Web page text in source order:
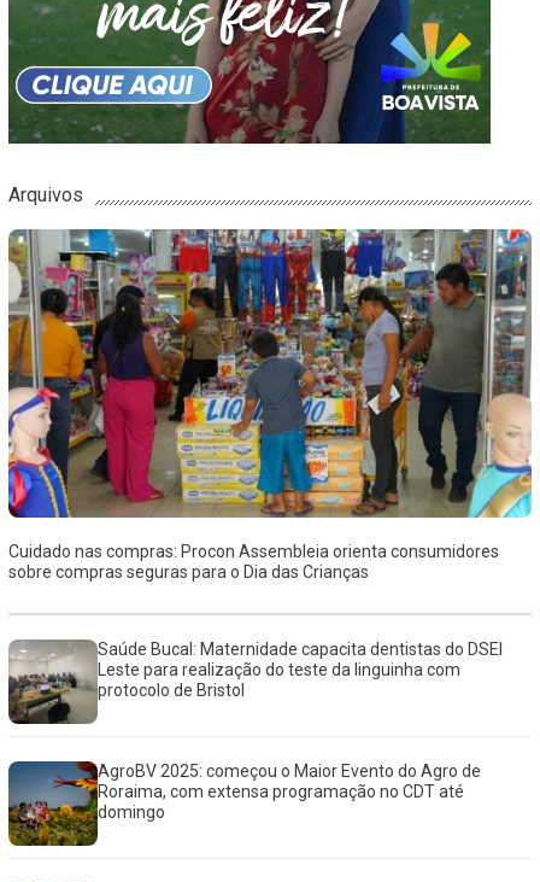
Arquivos
Cuidado nas compras: Procon Assembleia orienta consumidores
sobre compras seguras para o Dia das Crianças
Saúde Bucal: Maternidade capacita dentistas do DSEI
Leste para realização do teste da linguinha com
protocolo de Bristol
AgroBV 2025: começou o Maior Evento do Agro de
Roraima, com extensa programação no CDT até
domingo